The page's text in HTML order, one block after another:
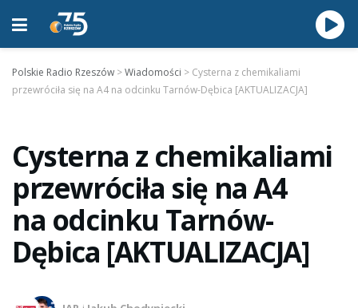
Polskie Radio Rzeszów >Wiadomości > Cysterna z chemikaliami
przewróciła się na A4 na odcinku Tarnów-Dębica [AKTUALIZACJA]
Cysterna z chemikaliami
przewróciła się na A4
na odcinku Tarnów-
Dębica [AKTUALIZACJA]